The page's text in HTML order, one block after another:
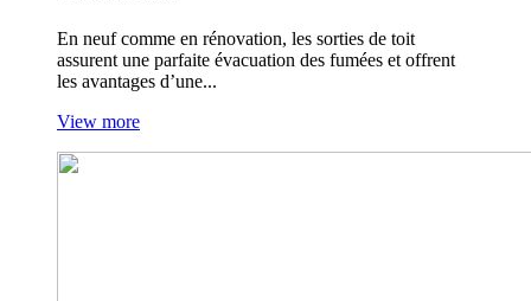
En neuf comme en rénovation, les sorties de toit
assurent une parfaite évacuation des fumées et offrent
les avantages d’une...
View more